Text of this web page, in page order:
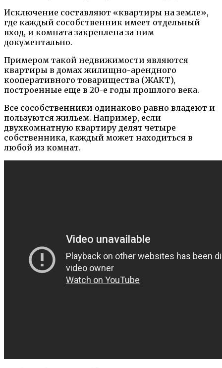
Исключение составляют «квартиры на земле»,
где каждый сособственник имеет отдельный
вход, и комната закреплена за ним
документально.
Примером такой недвижимости являются
квартиры в домах жилищно-арендного
кооперативного товарищества (ЖАКТ),
построенные еще в 20-е годы прошлого века.
Все сособственники одинаково равно владеют и
пользуются жильем. Например, если
двухкомнатную квартиру делят четыре
собственника, каждый может находиться в
любой из комнат.